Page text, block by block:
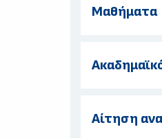
Μαθήματα
Αίτηση